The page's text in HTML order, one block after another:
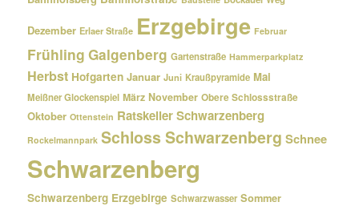
Dezember Erlaer Straße Erzgebirge Februar
Frühling Galgenberg Gartenstraße Hammerparkplatz
Herbst Hofgarten Januar Juni Kraußpyramide Mai
Meißner Glockenspiel März November Obere Schlossstraße
Oktober Ottenstein Ratskeller Schwarzenberg
Rockelmannpark Schloss Schwarzenberg Schnee
Schwarzenberg
Schwarzenberg Erzgebirge Schwarzwasser Sommer